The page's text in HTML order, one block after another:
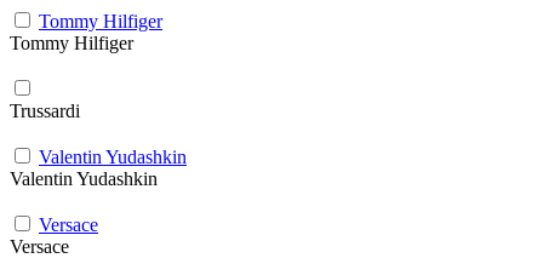
Tommy Hilfiger
Tommy Hilfiger
Trussardi
Valentin Yudashkin
Valentin Yudashkin
Versace
Versace